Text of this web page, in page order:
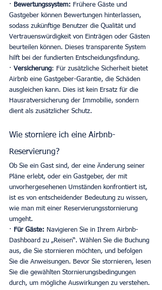
· Bewertungssystem: Frühere Gäste und
Gastgeber können Bewertungen hinterlassen,
sodass zukünftige Benutzer die Qualität und
Vertrauenswürdigkeit von Einträgen oder Gästen
beurteilen können. Dieses transparente System
hilft bei der fundierten Entscheidungsfindung.
· Versicherung: Für zusätzliche Sicherheit bietet
Airbnb eine Gastgeber-Garantie, die Schäden
ausgleichen kann. Dies ist kein Ersatz für die
Hausratversicherung der Immobilie, sondern
dient als zusätzlicher Schutz.
Wie storniere ich eine Airbnb-
Reservierung?
Ob Sie ein Gast sind, der eine Änderung seiner
Pläne erlebt, oder ein Gastgeber, der mit
unvorhergesehenen Umständen konfrontiert ist,
ist es von entscheidender Bedeutung zu wissen,
wie man mit einer Reservierungsstornierung
umgeht.
·
Für Gäste: Navigieren Sie in Ihrem Airbnb-
Dashboard zu „Reisen“. Wählen Sie die Buchung
aus, die Sie stornieren möchten, und befolgen
Sie die Anweisungen. Bevor Sie stornieren, lesen
Sie die gewählten Stornierungsbedingungen
durch, um mögliche Auswirkungen zu verstehen.